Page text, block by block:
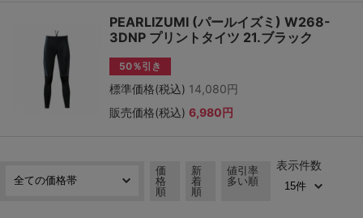
PEARLIZUMI (パールイズミ) W268-
3DNP プリントタイツ 21.ブラック
50％引き
標準価格(税込) 14,080円
販売価格(税込) 6,980円
価
格
順
新
着
順
値引率
多い順
表示件数